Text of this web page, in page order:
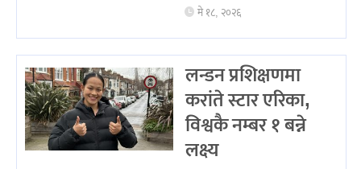
मे १८, २०२६
लन्डन प्रशिक्षणमा
करांते स्टार एरिका,
विश्वकै नम्बर १ बन्ने
लक्ष्य